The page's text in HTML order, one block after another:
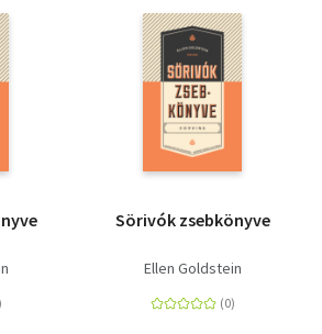
Sörivók zsebkönyve
Ellen Goldstein